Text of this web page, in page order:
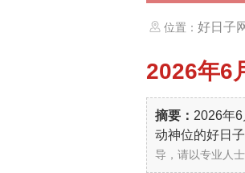
位置： 好日子
2026年6
摘要： 2026年
动神位的好日子
导，请以专业人士